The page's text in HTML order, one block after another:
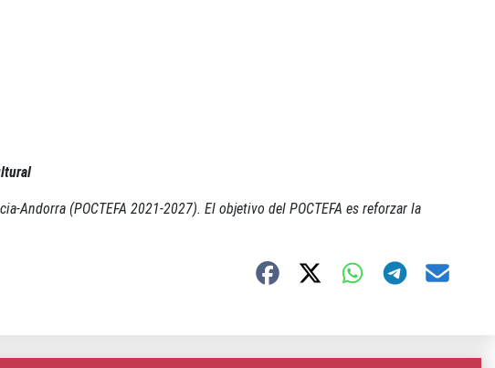
Andorra (POCTEFA 2021-2027). El objetivo del POCTEFA es reforzar la